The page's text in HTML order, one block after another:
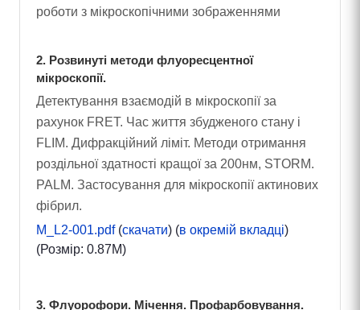
роботи з мікроскопічними зображеннями
2. Розвинуті методи флуоресцентної
мікроскопії.
Детектування взаємодій в мікроскопії за
рахунок FRET. Час життя збудженого стану і
FLIM. Дифракційний ліміт. Методи отримання
роздільної здатності кращої за 200нм, STORM.
PALM. Застосування для мікроскопії актинових
фібрил.
M_L2-001.pdf(скачати) (в окремій вкладці)
(Розмір: 0.87M)
3. Флуорофори. Мічення. Профарбовування.